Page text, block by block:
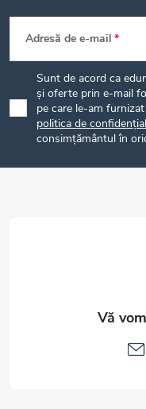
S
u
b
o
Adresă de e-mail
Sunt de acord ca
și oferte prin e-mail
pe care le-am
politica de
consimțământul în